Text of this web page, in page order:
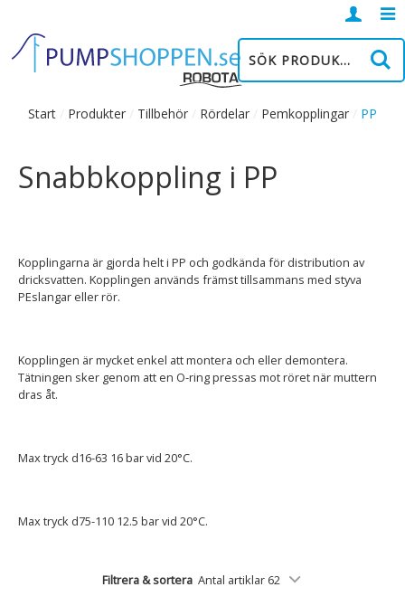
Start Produkter Tillbehör Rördelar Pemkopplingar PP
Snabbkoppling i PP
Kopplingarna är gjorda helt i PP och godkända för distribution av
dricksvatten. Kopplingen används främst tillsammans med styva
PEslangar eller rör.
Kopplingen är mycket enkel att montera och eller demontera.
Tätningen sker genom att en O-ring pressas mot röret när muttern
dras åt.
Max tryck d16-63 16 bar vid 20°C.
Max tryck d75-110 12.5 bar vid 20°C.
Filtrera & sortera Antal artiklar 62